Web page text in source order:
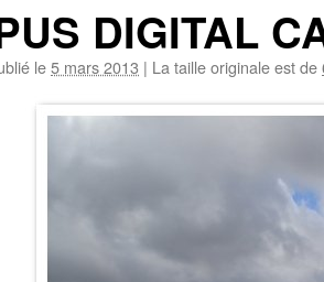
DIGITAL
le5 mars 2013 | La taille originale est de